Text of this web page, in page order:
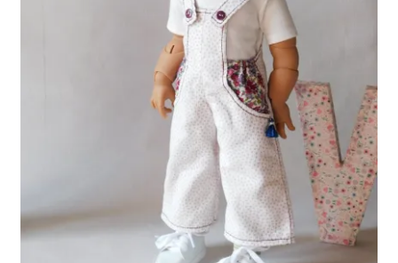
Politique de confidentialité
Politique de cookies (UE)
Validation de la commande